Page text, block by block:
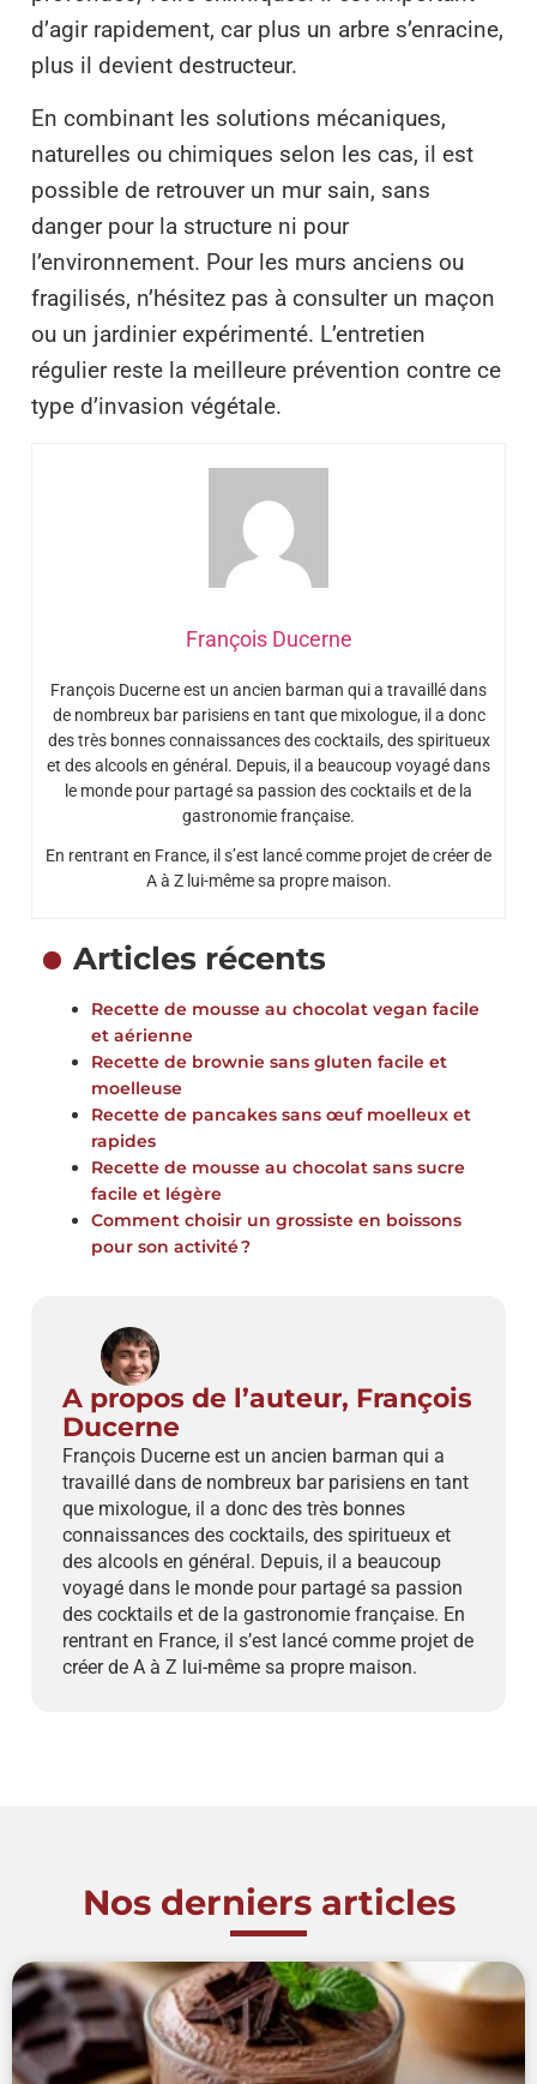
d’agir rapidement, car plus un arbre s’enracine,
plus il devient destructeur.
En combinant les solutions mécaniques,
naturelles ou chimiques selon les cas, il est
possible de retrouver un mur sain, sans
danger pour la structure ni pour
l’environnement. Pour les murs anciens ou
fragilisés, n’hésitez pas à consulter un maçon
ou un jardinier expérimenté. L’entretien
régulier reste la meilleure prévention contre ce
type d’invasion végétale.
François Ducerne
François Ducerne est un ancien barman qui a travaillé dans
de nombreux bar parisiens en tant que mixologue, il a donc
des très bonnes connaissances des cocktails, des spiritueux
et des alcools en général. Depuis, il a beaucoup voyagé dans
le monde pour partagé sa passion des cocktails et de la
gastronomie française.
En rentrant en France, il s’est lancé comme projet de créer de
A à Z lui-même sa propre maison.
Articles récents
Recette de mousse au chocolat vegan facile
et aérienne
Recette de brownie sans gluten facile et
moelleuse
Recette de pancakes sans œuf moelleux et
rapides
Recette de mousse au chocolat sans sucre
facile et légère
Comment choisir un grossiste en boissons
pour son activité ?
A propos de l’auteur, François
Ducerne
François Ducerne est un ancien barman qui a
travaillé dans de nombreux bar parisiens en tant
que mixologue, il a donc des très bonnes
connaissances des cocktails, des spiritueux et
des alcools en général. Depuis, il a beaucoup
voyagé dans le monde pour partagé sa passion
des cocktails et de la gastronomie française. En
rentrant en France, il s’est lancé comme projet de
créer de A à Z lui-même sa propre maison.
Nos derniers articles